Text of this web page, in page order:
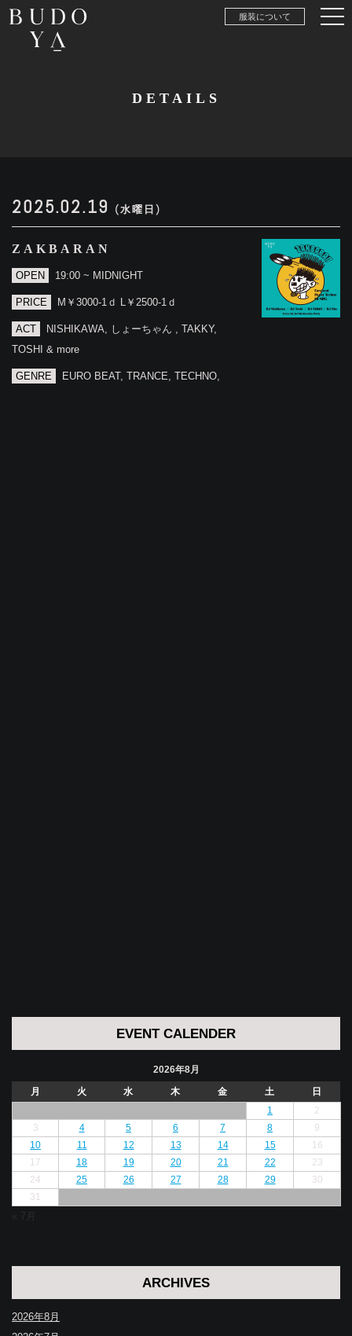
服装について
DETAILS
2025.02.19 (水曜日)
ZAKBARAN
OPEN 19:00 ~ MIDNIGHT
PRICE M￥3000-1ｄ L￥2500-1ｄ
ACT
NISHIKAWA, しょーちゃん , TAKKY,
TOSHI & more
GENRE EURO BEAT, TRANCE, TECHNO,
EVENT CALENDER
2026年8月
月
火 水 木 金 土
日
1
2
3
4 5 6 7 8
9
10
11 12 13 14 15
16
17
18 19 20 21 22
23
24
25 26 27 28 29
30
31
« 7月
ARCHIVES
2026年8月